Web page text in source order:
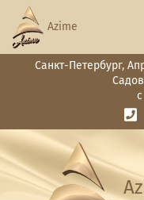
Санкт-Петербург,
Azime